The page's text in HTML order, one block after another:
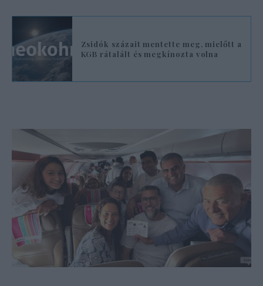
Zsidók százait mentette meg, mielőtt a
KGB rátalált és megkínozta volna